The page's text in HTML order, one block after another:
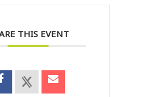
THIS EVENT